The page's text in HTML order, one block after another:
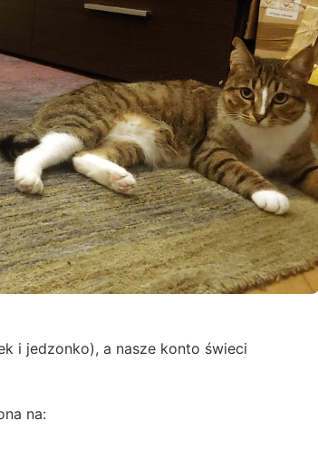
i jedzonko), a nasze konto świeci
na: